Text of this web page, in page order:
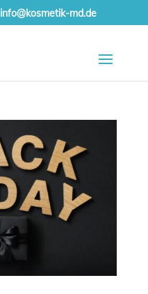
info@kosmetik-md.de